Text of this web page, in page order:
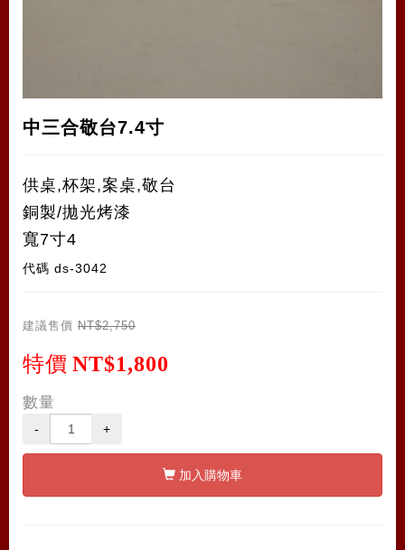
中三合敬台7.4寸
供桌,杯架,案桌,敬台
銅製/拋光烤漆
寬7寸4
代碼 ds-3042
建議售價 NT$2,750
特價 NT$1,800
數量
- +
加入購物車